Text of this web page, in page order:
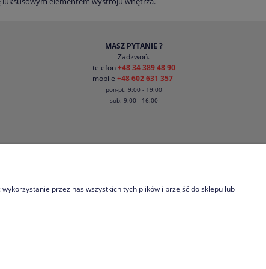
MASZ PYTANIE ?
Zadzwoń.
telefon+48 34 389 48 90
mobile+48 602 631 357
pon-pt: 9:00 - 19:00
sob: 9:00 - 16:00
Kontakt
przez nas wszystkich tych plików i przejść do sklepu lub